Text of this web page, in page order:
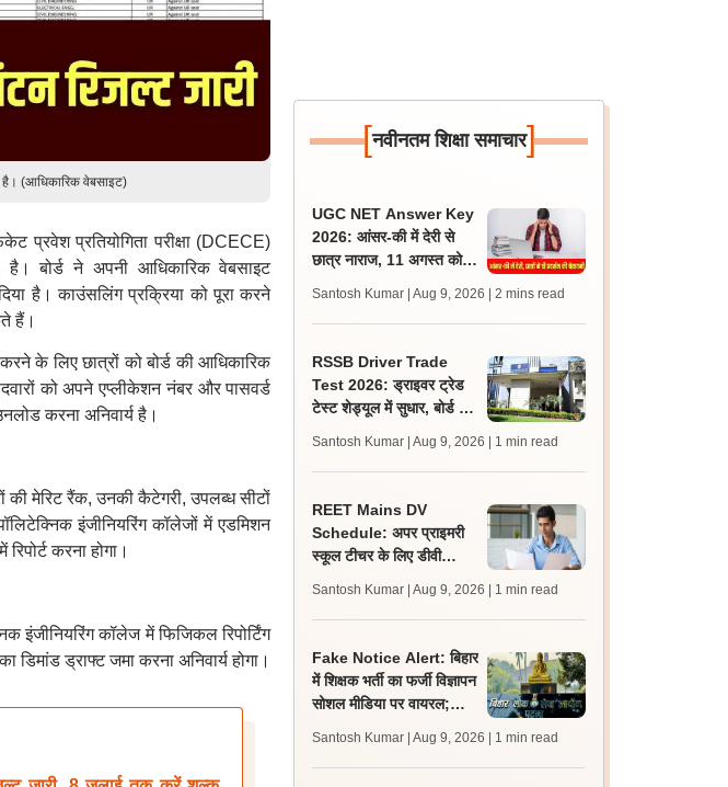
है। (आधिकारिक वेबसाइट)
प्रवेश प्रतियोगिता परीक्षा (DCECE)
बोर्ड ने अपनी आधिकारिक वेबसाइट
है। काउंसलिंग प्रक्रिया को पूरा करने
हैं।
के लिए छात्रों को बोर्ड की आधिकारिक
को अपने एप्लीकेशन नंबर और पासवर्ड
करना अनिवार्य है।
की मेरिट रैंक, उनकी कैटेगरी, उपलब्ध सीटों
इंजीनियरिंग कॉलेजों में एडमिशन
करना होगा।
इंजीनियरिंग कॉलेज में फिजिकल रिपोर्टिंग
ड्राफ्ट जमा करना अनिवार्य होगा।
[नवीनतम शिक्षा समाचार]
UGC NET Answer Key
2026: आंसर-की में देरी से
छात्र नाराज, 11 अगस्त को
Santosh Kumar | Aug 9, 2026 | 2 mins read
RSSB Driver Trade
Test 2026: ड्राइवर ट्रेड
टेस्ट शेड्यूल में सुधार, बोर्ड ने
Santosh Kumar | Aug 9, 2026 | 1 min read
REET Mains DV
Schedule: अपर प्राइमरी
स्कूल टीचर के लिए डीवी
प्रक्रिया 12 अगस्त से शुरू
Santosh Kumar | Aug 9, 2026 | 1 min read
Fake Notice Alert: बिहार
में शिक्षक भर्ती का फर्जी विज्ञापन
सोशल मीडिया पर वायरल;
Santosh Kumar | Aug 9, 2026 | 1 min read